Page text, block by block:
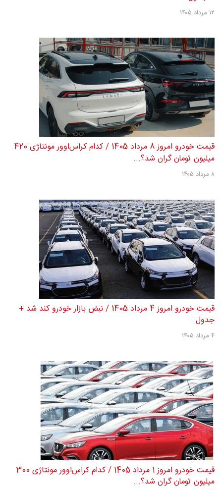
۱۲ مرداد ۱۴۰۵
قیمت خودرو امروز 8 مرداد 1405 / کدام کراس‌اوور مونتاژی 420
میلیون تومان گران شد؟...
۸ مرداد ۱۴۰۵
قیمت خودرو امروز 4 مرداد 1405 / نبض بازار خودرو کند شد +
جدول
۴ مرداد ۱۴۰۵
قیمت خودرو امروز 1 مرداد 1405 / کدام کراس‌اوور مونتاژی 300
میلیون تومان گران شد؟...